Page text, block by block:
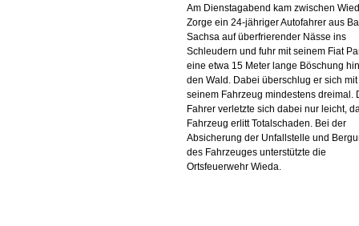
Am Dienstagabend kam zwischen
Zorge ein 24-jähriger Autofahrer aus
Sachsa auf überfrierender Nässe ins
Schleudern und fuhr mit seinem Fiat
eine etwa 15 Meter lange Böschung
den Wald. Dabei überschlug er sich mit
seinem Fahrzeug mindestens dreimal.
Fahrer verletzte sich dabei nur leicht,
Fahrzeug erlitt Totalschaden. Bei der
Absicherung der Unfallstelle und
des Fahrzeuges unterstützte die
Ortsfeuerwehr Wieda.